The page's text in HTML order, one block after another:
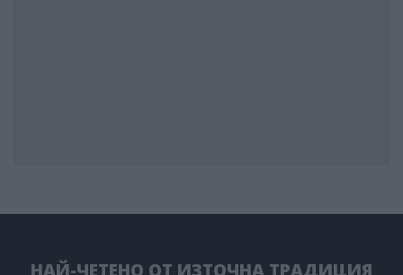
НАЙ-ЧЕТЕНО ОТ ИЗТОЧНА ТРАДИЦИЯ